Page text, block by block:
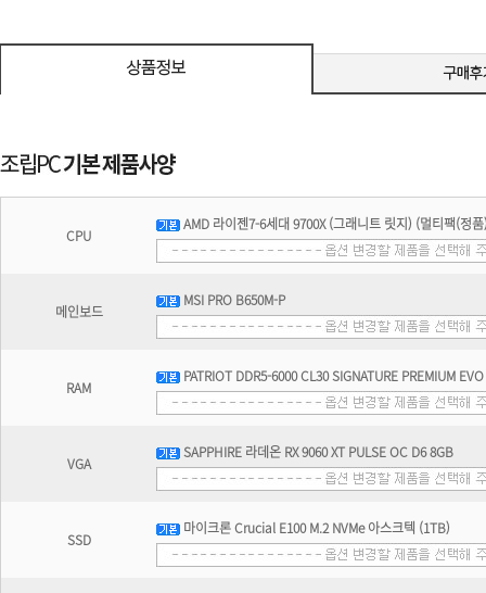
CPU
AMD 라이젠7-6세대 9700X (그래니트 릿지) (멀티팩(정
메인보드
MSI PRO B650M-P
RAM
PATRIOT DDR5-6000 CL30 SIGNATURE PREMIUM
VGA
SAPPHIRE 라데온 RX 9060 XT PULSE OC D6 8GB
SSD
마이크론 Crucial E100 M.2 NVMe 아스크텍 (1TB)